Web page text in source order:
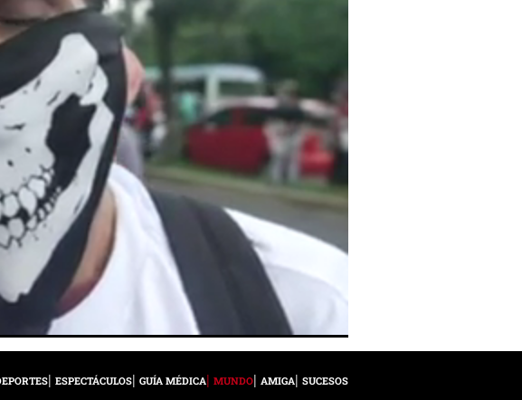
ESPECTÁCULOS GUÍA MÉDICA MUNDO AMIGA SUCESOS